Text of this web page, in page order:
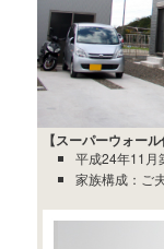
【スーパーウォー
平成24年11
家族構成：ご